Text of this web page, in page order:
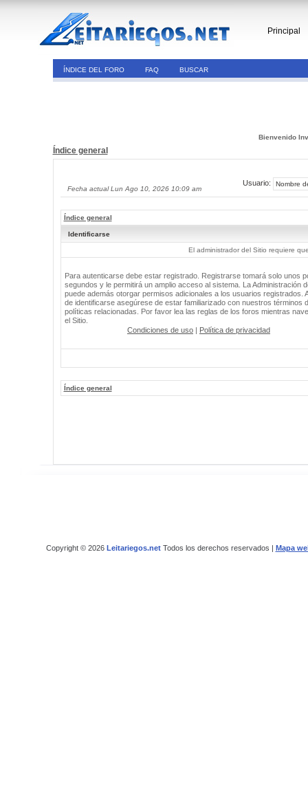
Principal
ÍNDICE DEL FORO FAQ BUSCAR
Bienvenido
Índice general
Fecha actual Lun Ago 10, 2026 10:09 am
Usuario:
Índice general
Identificarse
El administrador del Sitio requiere
Para autenticarse debe estar registrado. Registrarse tomará solo unos
segundos y le permitirá un amplio acceso al sistema. La Administración
puede además otorgar permisos adicionales a los usuarios registrados.
de identificarse asegúrese de estar familiarizado con nuestros términos
políticas relacionadas. Por favor lea las reglas de los foros mientras
el Sitio.
Condiciones de uso | Política de privacidad
Índice general
Copyright © 2026 Leitariegos.netTodos los derechos reservados | Mapa